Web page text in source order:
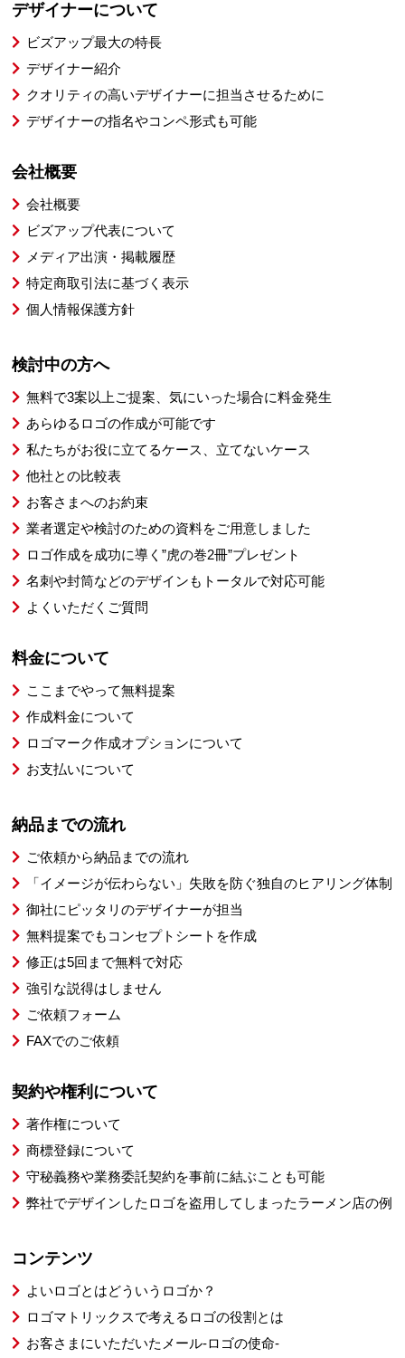
デザイナーについて
ビズアップ最大の特長
デザイナー紹介
クオリティの高いデザイナーに担当させるために
デザイナーの指名やコンペ形式も可能
会社概要
会社概要
ビズアップ代表について
メディア出演・掲載履歴
特定商取引法に基づく表示
個人情報保護方針
検討中の方へ
無料で3案以上ご提案、気にいった場合に料金発生
あらゆるロゴの作成が可能です
私たちがお役に立てるケース、立てないケース
他社との比較表
お客さまへのお約束
業者選定や検討のための資料をご用意しました
ロゴ作成を成功に導く”虎の巻2冊”プレゼント
名刺や封筒などのデザインもトータルで対応可能
よくいただくご質問
料金について
ここまでやって無料提案
作成料金について
ロゴマーク作成オプションについて
お支払いについて
納品までの流れ
ご依頼から納品までの流れ
「イメージが伝わらない」失敗を防ぐ独自のヒアリング体制
御社にピッタリのデザイナーが担当
無料提案でもコンセプトシートを作成
修正は5回まで無料で対応
強引な説得はしません
ご依頼フォーム
FAXでのご依頼
契約や権利について
著作権について
商標登録について
守秘義務や業務委託契約を事前に結ぶことも可能
弊社でデザインしたロゴを盗用してしまったラーメン店の例
コンテンツ
よいロゴとはどういうロゴか？
ロゴマトリックスで考えるロゴの役割とは
お客さまにいただいたメール-ロゴの使命-